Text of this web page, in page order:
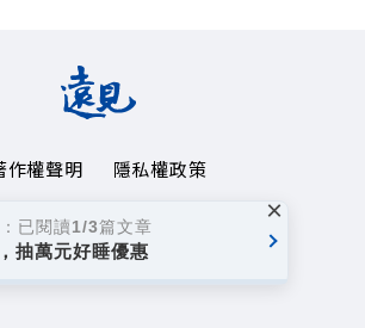
作權聲明
隱私權政策
1999~2026
文化事業群. All rights reserved.
已閱讀1/3篇文章
抽萬元好睡優惠
×